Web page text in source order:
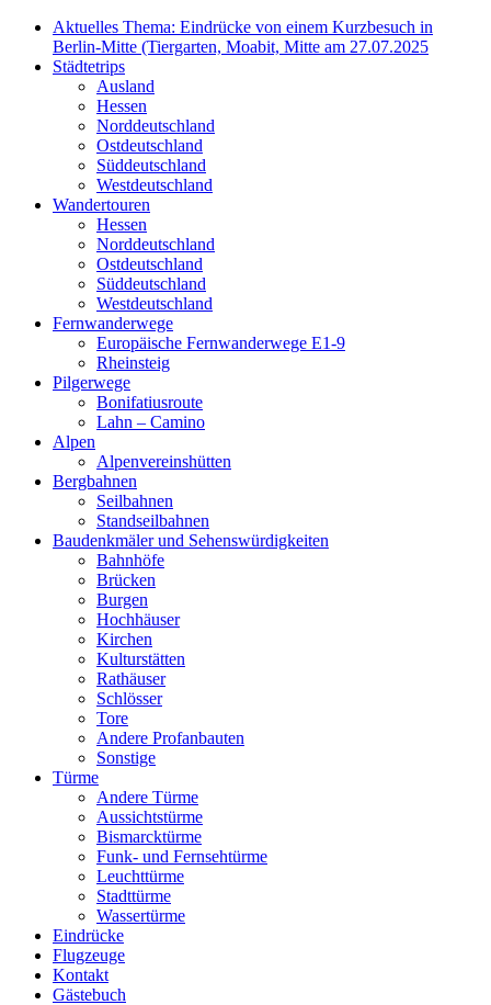
Aktuelles Thema: Eindrücke von einem Kurzbesuch in
Berlin-Mitte (Tiergarten, Moabit, Mitte am 27.07.2025
Städtetrips
Ausland
Hessen
Norddeutschland
Ostdeutschland
Süddeutschland
Westdeutschland
Wandertouren
Hessen
Norddeutschland
Ostdeutschland
Süddeutschland
Westdeutschland
Fernwanderwege
Europäische Fernwanderwege E1-9
Rheinsteig
Pilgerwege
Bonifatiusroute
Lahn – Camino
Alpen
Alpenvereinshütten
Bergbahnen
Seilbahnen
Standseilbahnen
Baudenkmäler und Sehenswürdigkeiten
Bahnhöfe
Brücken
Burgen
Hochhäuser
Kirchen
Kulturstätten
Rathäuser
Schlösser
Tore
Andere Profanbauten
Sonstige
Türme
Andere Türme
Aussichtstürme
Bismarcktürme
Funk- und Fernsehtürme
Leuchttürme
Stadttürme
Wassertürme
Eindrücke
Flugzeuge
Kontakt
Gästebuch